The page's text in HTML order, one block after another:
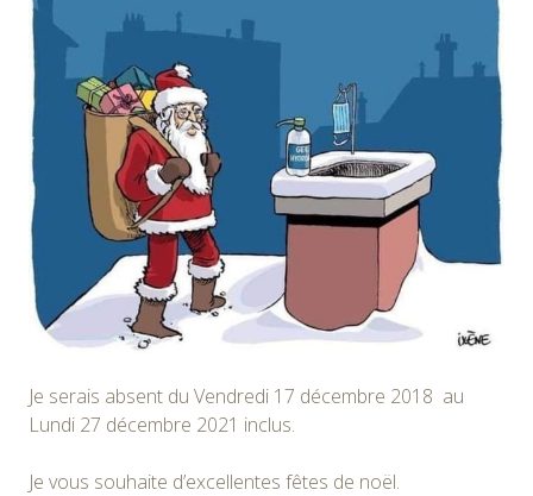
Je serais absent du Vendredi 17 décembre 2018 au
Lundi 27 décembre 2021 inclus.
Je vous souhaite d’excellentes fêtes de noël.